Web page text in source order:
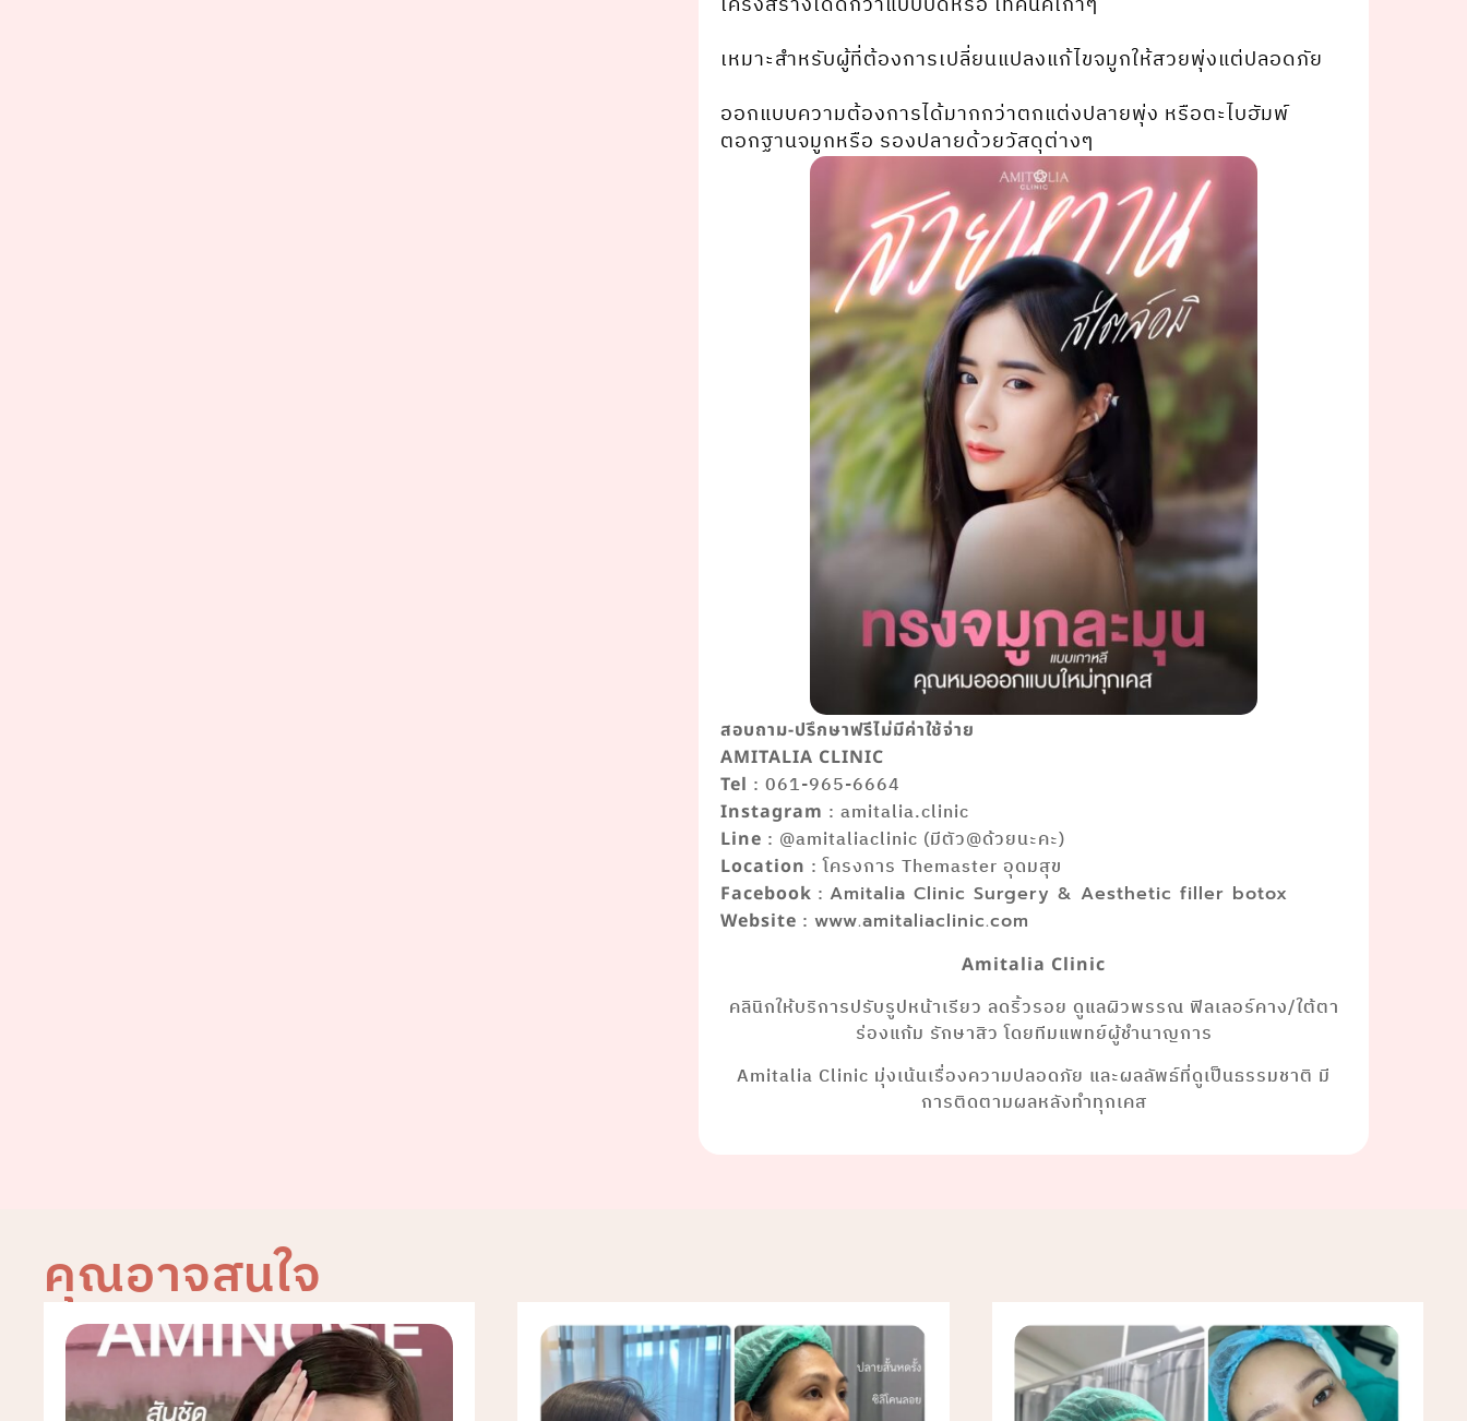
เหมาะสำหรับผู้ที่ต้องการเปลี่ยนแปลงแก้ไขจมูกให้สวยพุ่งแต่ปลอดภัย
ออกแบบความต้องการได้มากกว่าตกแต่งปลายพุ่ง หรือตะไบฮัมพ์
ตอกฐานจมูกหรือ รองปลายด้วยวัสดุต่างๆ
สอบถาม-ปรึกษาฟรีไม่มีค่าใช้จ่าย
AMITALIA CLINIC
Tel : 061-965-6664
Instagram : amitalia.clinic
Line : @amitaliaclinic (มีตัว@ด้วยนะคะ)
Location : โครงการ Themaster อุดมสุข
Facebook :Amitalia Clinic Surgery & Aesthetic filler botox
Website :www.amitaliaclinic.com
Amitalia Clinic
คลินิกให้บริการปรับรูปหน้าเรียว ลดริ้วรอย ดูแลผิวพรรณ ฟิลเลอร์คาง/ใต้ตา
ร่องแก้ม รักษาสิว โดยทีมแพทย์ผู้ชำนาญการ
Amitalia Clinic มุ่งเน้นเรื่องความปลอดภัย และผลลัพธ์ที่ดูเป็นธรรมชาติ มี
การติดตามผลหลังทำทุกเคส
คุณอาจสนใจ